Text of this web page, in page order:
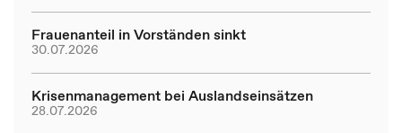
Frauenanteil in Vorständen sinkt
30.07.2026
Krisenmanagement bei Auslandseinsätzen
28.07.2026